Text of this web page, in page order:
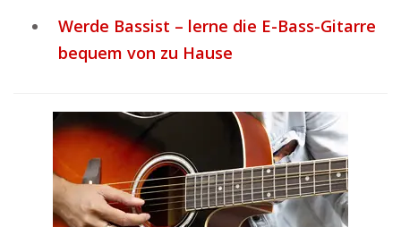
Werde Bassist – lerne die E-Bass-Gitarre
bequem von zu Hause